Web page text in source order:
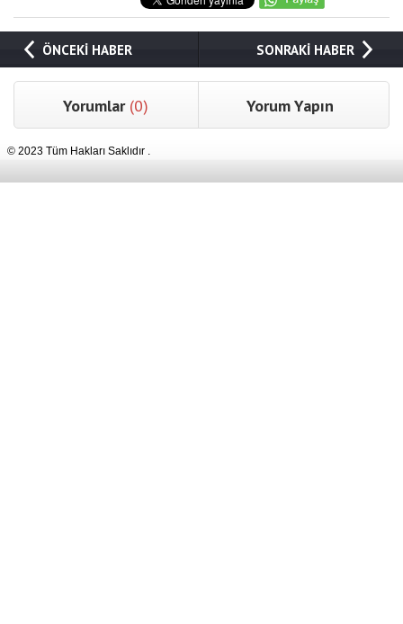
ÖNCEKİ HABER SONRAKİ HABER
Yorumlar (0) Yorum Yapın
© 2023 Tüm Hakları Saklıdır .